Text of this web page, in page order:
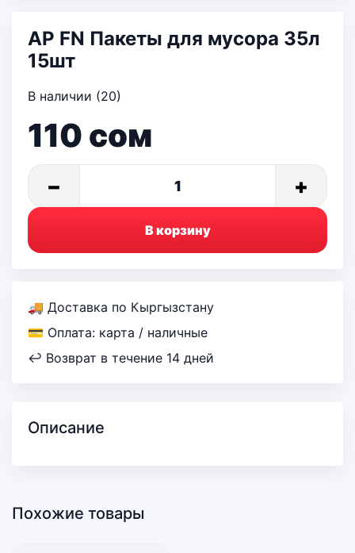
AP FN Пакеты для мусора 35л
15шт
В наличии (20)
110 сом
− 1 +
В корзину
🚚 Доставка по Кыргызстану
💳 Оплата: карта / наличные
↩ Возврат в течение 14 дней
Описание
Похожие товары